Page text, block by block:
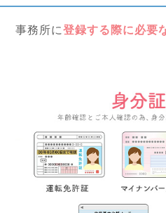
事務所に登録する際に必要